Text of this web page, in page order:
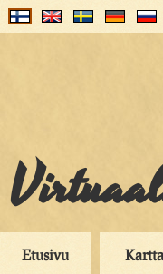
Etusivu Kartta